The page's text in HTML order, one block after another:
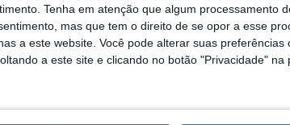
Tenha em atenção que algum processamento
mas que tem o direito de se opor a esse
a este website. Você pode alterar suas
a este site e clicando no botão "Privacidade" na
cheguei à mesma conclusão dele.